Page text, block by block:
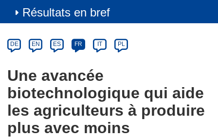
Résultats en bref
Category
Article
available
the
following
languages:
DE EN ES FR IT PL
Une avancée
biotechnologique qui aide
les agriculteurs à produire
plus avec moins